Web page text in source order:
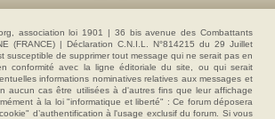
association loi 1901 | 36 bis avenue des Combattants
(FRANCE) | Déclaration C.N.I.L. N°814215 du 29 Juillet
susceptible de supprimer tout message qui ne serait pas en
conformité avec la ligne éditoriale du site, ou qui serait
informations nominatives relatives aux messages et
aucun cas être utilisées à d'autres fins que leur affichage
à la loi "informatique et liberté" : Ce forum déposera
d’authentification à l'usage exclusif du forum. Si vous